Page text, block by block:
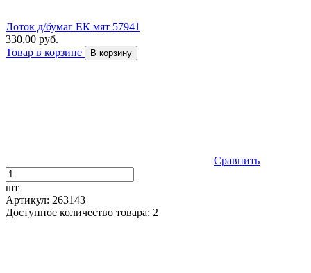
Лоток д/бумаг ЕК мят 57941
330,00 руб.
Товар в корзине
В корзину
Сравнить
шт
Артикул: 263143
Доступное количество товара: 2